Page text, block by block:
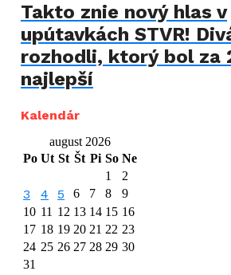
Takto znie nový hlas v
upútavkách STVR!
rozhodli, ktorý bol za
najlepší
Kalendár
august 2026
Po Ut St Št Pi So Ne
1
2
3 4 5 6 7 8
9
10 11 12 13 14 15 16
17 18 19 20 21 22 23
24 25 26 27 28 29 30
31